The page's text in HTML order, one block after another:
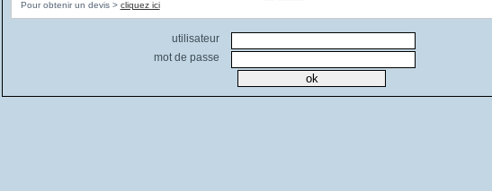
Pour obtenir un devis > cliquez ici
utilisateur
mot de passe